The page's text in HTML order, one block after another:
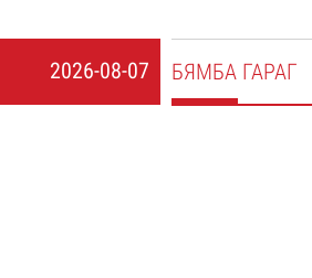
2026-08-07 БЯМБА ГАРАГ